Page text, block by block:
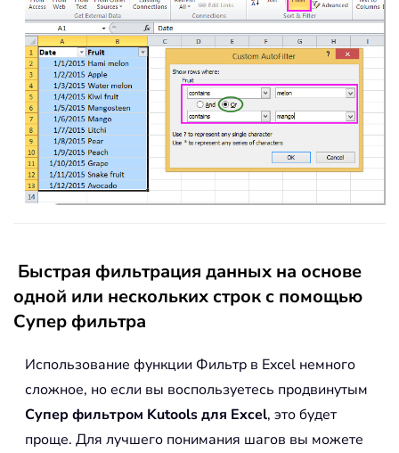
Быстрая фильтрация данных на основе
одной или нескольких строк с помощью
Супер фильтра
Использование функции Фильтр в Excel немного
сложное, но если вы воспользуетесь продвинутым
Супер фильтром Kutools для Excel, это будет
проще. Для лучшего понимания шагов вы можете